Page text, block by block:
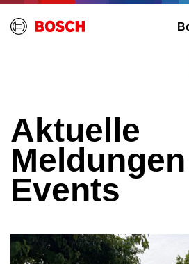
Aktuelle
Events